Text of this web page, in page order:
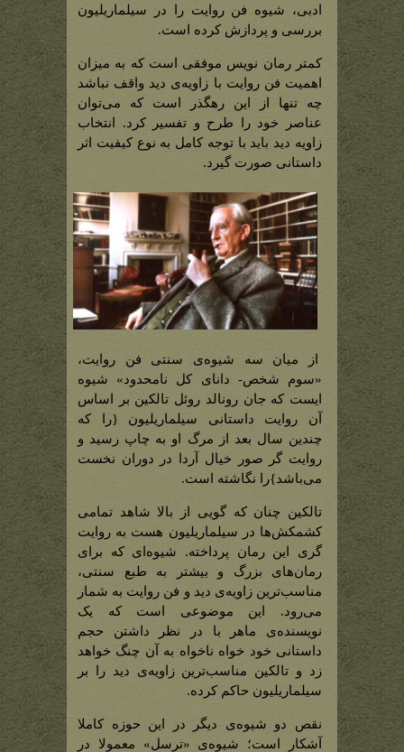
ادبی، شیوه فن روایت را در سیلماریلیون
بررسی و پردازش کرده است.
کمتر رمان نویس موفقی است که به میزان
اهمیت فن روایت با زاویه‌ی دید واقف نباشد
چه تنها از این رهگذر است که می‌توان
عناصر خود را طرح و تفسیر کرد. انتخاب
زاویه دید باید با توجه کامل به نوع کیفیت اثر
داستانی صورت گیرد.
از میان سه شیوه‌ی سنتی فن روایت،
«سوم شخص- دانای کل نامحدود» شیوه
ایست که جان رونالد روئل تالکین بر اساس
آن روایت داستانی سیلماریلیون {را که
چندین سال بعد از مرگ او به چاپ رسید و
روایت گر صور خیال آردا در دوران نخست
می‌باشد}را نگاشته است.
تالکین چنان که گویی از بالا شاهد تمامی
کشمکش‌ها در سیلماریلیون هست به روایت
گری این رمان پرداخته. شیوه‌ای که برای
رمان‌های بزرگ و بیشتر به طبع سنتی،
مناسب‌ترین زاویه‌ی دید و فن روایت به شمار
می‌رود. این موضوعی است که یک
نویسنده‌ی ماهر با در نظر داشتن حجم
داستانی خود خواه ناخواه به آن چنگ خواهد
زد و تالکین مناسب‌ترین زاویه‌ی دید را بر
سیلماریلیون حاکم کرده.
نقص دو شیوه‌ی دیگر در این حوزه کاملا
آشکار است؛ شیوه‌ی «ترسل» معمولا در